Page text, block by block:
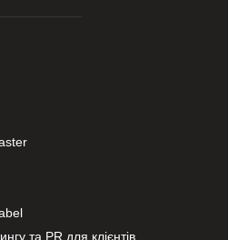
та PR для клієнтів